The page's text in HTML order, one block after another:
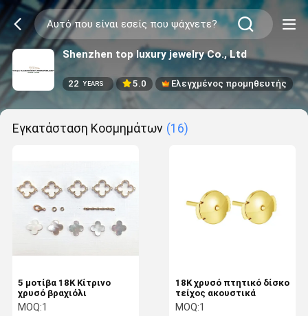
Shenzhen top luxury jewelry Co., Ltd
22 YEARS 5.0 Ελεγχμένος προμηθευτής
Εγκατάσταση Κοσμημάτων (16)
5 μοτίβα 18K Κίτρινο
χρυσό βραχιόλι
MOQ:1
18K χρυσό πτητικό δίσκο
τείχος ακουστικά
MOQ:1